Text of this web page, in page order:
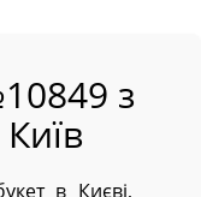
з
в Києві,